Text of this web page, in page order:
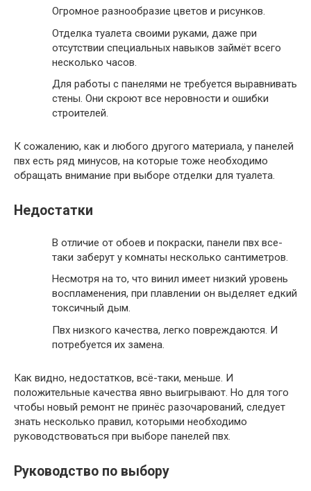
Огромное разнообразие цветов и рисунков.
Отделка туалета своими руками, даже при
отсутствии специальных навыков займёт всего
несколько часов.
Для работы с панелями не требуется выравнивать
стены. Они скроют все неровности и ошибки
строителей.
К сожалению, как и любого другого материала, у панелей
пвх есть ряд минусов, на которые тоже необходимо
обращать внимание при выборе отделки для туалета.
Недостатки
В отличие от обоев и покраски, панели пвх все-
таки заберут у комнаты несколько сантиметров.
Несмотря на то, что винил имеет низкий уровень
воспламенения, при плавлении он выделяет едкий
токсичный дым.
Пвх низкого качества, легко повреждаются. И
потребуется их замена.
Как видно, недостатков, всё-таки, меньше. И
положительные качества явно выигрывают. Но для того
чтобы новый ремонт не принёс разочарований, следует
знать несколько правил, которыми необходимо
руководствоваться при выборе панелей пвх.
Руководство по выбору